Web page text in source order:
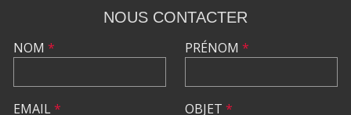
NOUS CONTACTER
NOM *
EMAIL*
PRÉNOM *
OBJET *